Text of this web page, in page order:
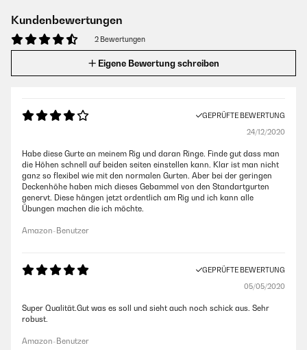
Kundenbewertungen
2 Bewertungen
Eigene Bewertung schreiben
GEPRÜFTE BEWERTUNG
24/12/2020
Habe diese Gurte an meinem Rig und daran Ringe. Finde gut dass man
die Höhen schnell auf beiden seiten einstellen kann. Klar ist man nicht
ganz so flexibel wie mit den normalen Gurten. Aber bei der geringen
Deckenhöhe haben mich dieses Gebammel von den Standartgurten
genervt. Diese hängen jetzt ordentlich am Rig und ich kann alle
Übungen machen die ich möchte.
Amazon-Benutzer
GEPRÜFTE BEWERTUNG
05/05/2020
Super Qualität.Gut was es soll und sieht auch noch schick aus. Sehr
robust.
Amazon-Benutzer